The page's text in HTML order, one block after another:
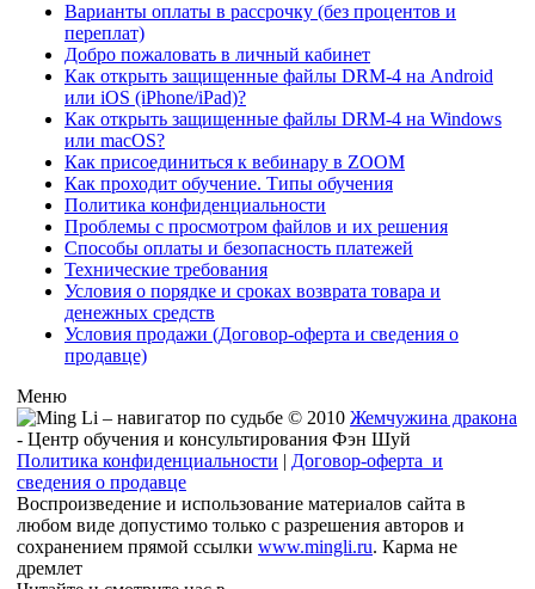
Варианты оплаты в рассрочку (без процентов и
переплат)
Добро пожаловать в личный кабинет
Как открыть защищенные файлы DRM-4 на Android
или iOS (iPhone/iPad)?
Как открыть защищенные файлы DRM-4 на Windows
или macOS?
Как присоединиться к вебинару в ZOOM
Как проходит обучение. Типы обучения
Политика конфиденциальности
Проблемы с просмотром файлов и их решения
Способы оплаты и безопасность платежей
Технические требования
Условия о порядке и сроках возврата товара и
денежных средств
Условия продажи (Договор-оферта и сведения о
продавце)
Меню
© 2010 Жемчужина дракона
- Центр обучения и консультирования Фэн Шуй
Политика конфиденциальности | Договор-оферта и
сведения о продавце
Воспроизведение и использование материалов сайта в
любом виде допустимо только с разрешения авторов и
сохранением прямой ссылки www.mingli.ru. Карма не
дремлет